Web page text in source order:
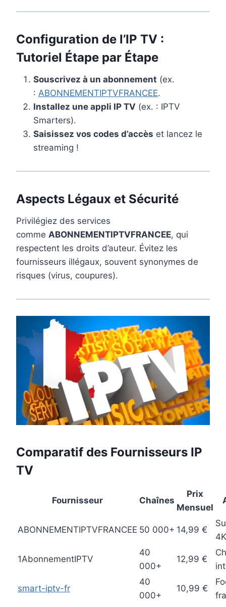
Configuration de l’IP TV :
Tutoriel Étape par Étape
Souscrivez à un abonnement (ex.
: ABONNEMENTIPTVFRANCEE.
Installez une appli IP TV (ex. : IPTV
Smarters).
Saisissez vos codes d’accès et lancez le
streaming !
Aspects Légaux et Sécurité
Privilégiez des services
comme ABONNEMENTIPTVFRANCEE, qui
respectent les droits d’auteur. Évitez les
fournisseurs illégaux, souvent synonymes de
risques (virus, coupures).
Comparatif des Fournisseurs IP
TV
Fournisseur Chaînes
Prix
Mensuel
ABONNEMENTIPTVFRANCEE 50 000+ 14,99 €
4K
1AbonnementIPTV
40
000+
12,99 €
smart-iptv-fr
40
000+
10,99 €